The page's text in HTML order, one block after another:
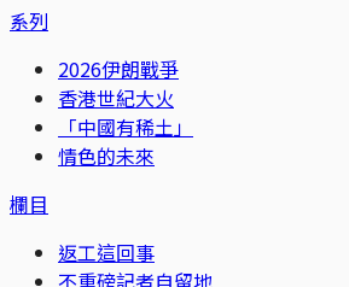
系列
2026伊朗戰爭
香港世紀大火
「中國有稀土」
情色的未來
欄目
返工這回事
不重磅記者自留地